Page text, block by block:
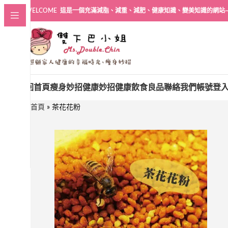
WELCOME 這是一個充滿減脂、減重、減肥、健康知識、變美知識的網站~
回首頁瘦身妙招健康妙招健康飲食良品聯絡我們帳號登
首頁 » 茶花花粉